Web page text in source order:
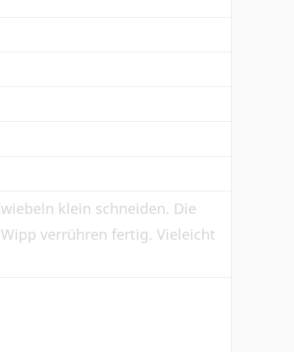
klein schneiden. Die
verrühren fertig. Vieleicht